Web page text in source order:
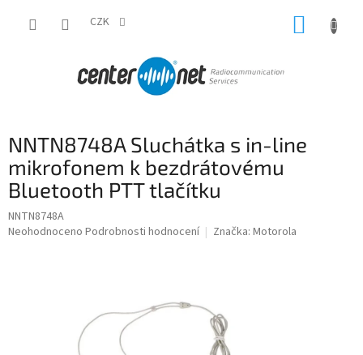
CZK
NNTN8748A Sluchátka s in-line
mikrofonem k bezdrátovému
Bluetooth PTT tlačítku
NNTN8748A
Průměrné
Neohodnoceno Podrobnosti hodnocení Značka: Motorola